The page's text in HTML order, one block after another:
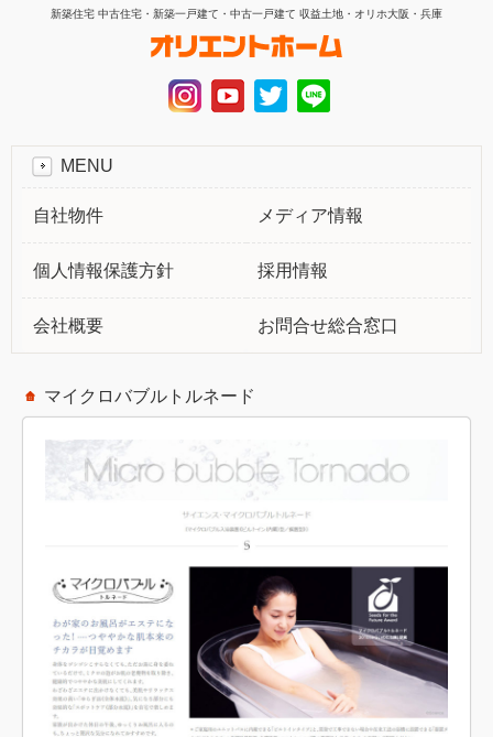
新築住宅 中古住宅・新築一戸建て・中古一戸建て 収益土地・オリホ大阪・兵庫
MENU
自社物件 メディア情報
個人情報保護方針 採用情報
会社概要 お問合せ総合窓口
マイクロバブルトルネード